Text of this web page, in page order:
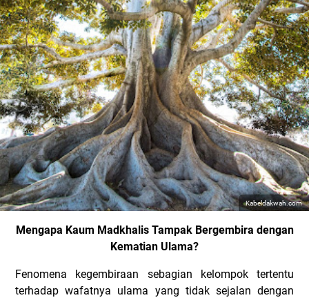
Kabeldakwah.com
Mengapa Kaum Madkhalis Tampak Bergembira dengan
Kematian Ulama?
Fenomena kegembiraan sebagian kelompok tertentu
terhadap wafatnya ulama yang tidak sejalan dengan